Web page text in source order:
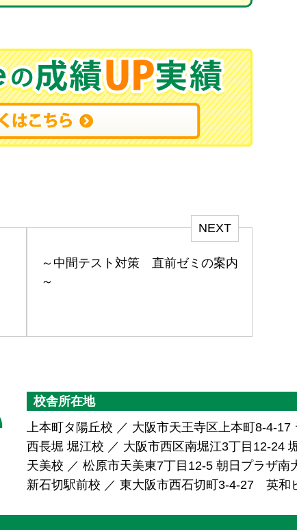
NEXT
～中間テスト対策 直前ゼミの案内
～
校舎所在地
上本町タ陽丘校 ／ 大阪市天王寺区上本町8-4-17
西長堀 堀江校 ／ 大阪市西区南堀江3丁目12-24
天美校 ／ 松原市天美東7丁目12-5 朝日プラザ南
新石切駅前校 ／ 東大阪市西石切町3-4-27 英和